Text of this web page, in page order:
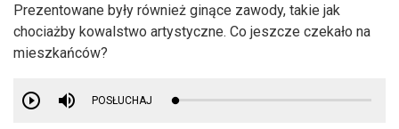
Prezentowane były również ginące zawody, takie jak
chociażby kowalstwo artystyczne. Co jeszcze czekało na
mieszkańców?
POSŁUCHAJ